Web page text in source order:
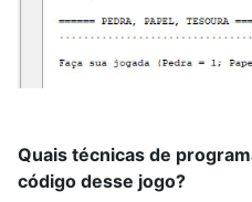
Quais técnicas de
código desse jogo?